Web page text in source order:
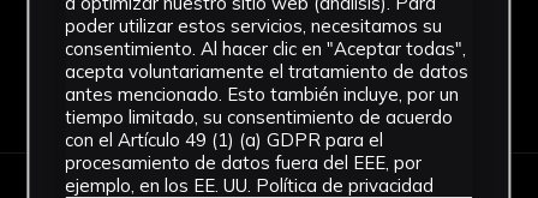
Descargar Ficha
poder utilizar estos servicios, necesitamos su
consentimiento. Al hacer clic en "Aceptar todas",
acepta voluntariamente el tratamiento de datos
antes mencionado. Esto también incluye, por un
tiempo limitado, su consentimiento de acuerdo
con el Artículo 49 (1) (a) GDPR para el
procesamiento de datos fuera del EEE, por
ejemplo, en los EE. UU. Política de privacidad